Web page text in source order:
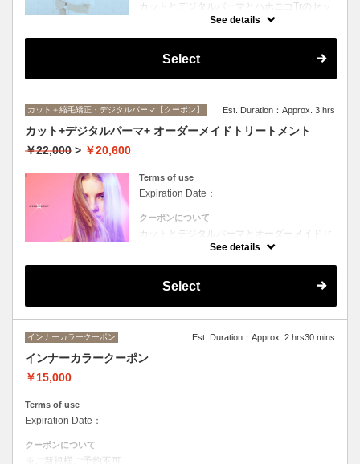
カットとデジタルパーマとハホニコTrのセッ
トメニュー。毛先ワンカールからふんわりル
ャンプー、ブロー込み。
See details
Select
カット＋縮毛矯正・デジタルパーマ【クーポン】 Est. Duration：Approx. 3 hrs
カット+デジタルパーマ+ オーダーメイドトリートメント
￥22,000 > ￥20,600
Terms of use
Expiration Date：
クーポンについて
カットとデジタルパーマとオーダーメイドTr
のセットメニュー。抜群の艶！ハリ、コシ！
鮮やかなハイトーンカラーも、極上美しい髪
See details
Select
インナーカラークーポン Est. Duration：Approx. 2 hrs30 mins
インナーカラークーポン
￥15,000
Terms of use
Expiration Date：
クーポンについて
※ご新規様ご予約不可